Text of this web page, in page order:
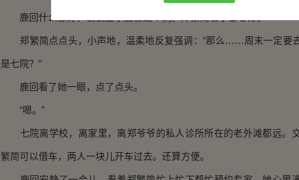
鹿回什么都好，偏偏生了脸盲这个病。郑繁简看了都心疼。
郑繁简点点头，小声地，温柔地反复强调：“那么……周末一定要
是七院？”
鹿回看了她一眼，点了点头。
“嗯。”
七院离学校，离家里，离郑爷爷的私人诊所所在的老外滩都远。
繁简可以借车，两人一块儿开车过去。还算方便。